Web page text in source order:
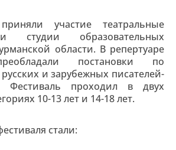
участие театральные
студии образовательных
области. В репертуаре
постановки по
и зарубежных писателей-
Фестиваль проходил в двух
10-13 лет и 14-18 лет.
стали: